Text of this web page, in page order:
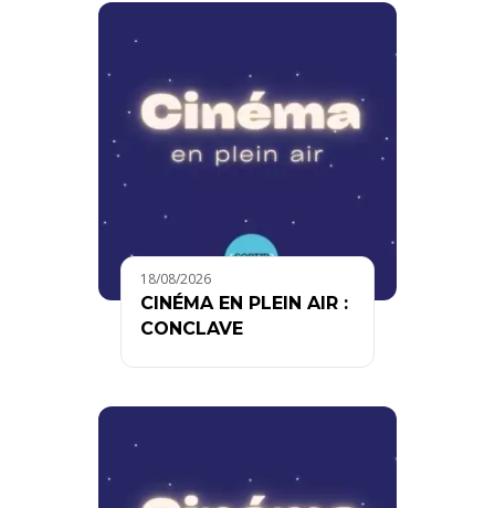
18/08/2026
CINÉMA EN PLEIN AIR :
CONCLAVE